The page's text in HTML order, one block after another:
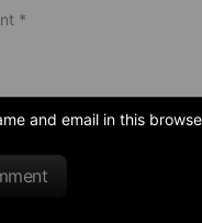
and email in this